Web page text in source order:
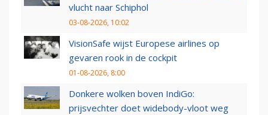
vlucht naar Schiphol
03-08-2026, 10:02
VisionSafe wijst Europese airlines op
gevaren rook in de cockpit
01-08-2026, 8:00
Donkere wolken boven IndiGo:
prijsvechter doet widebody-vloot weg